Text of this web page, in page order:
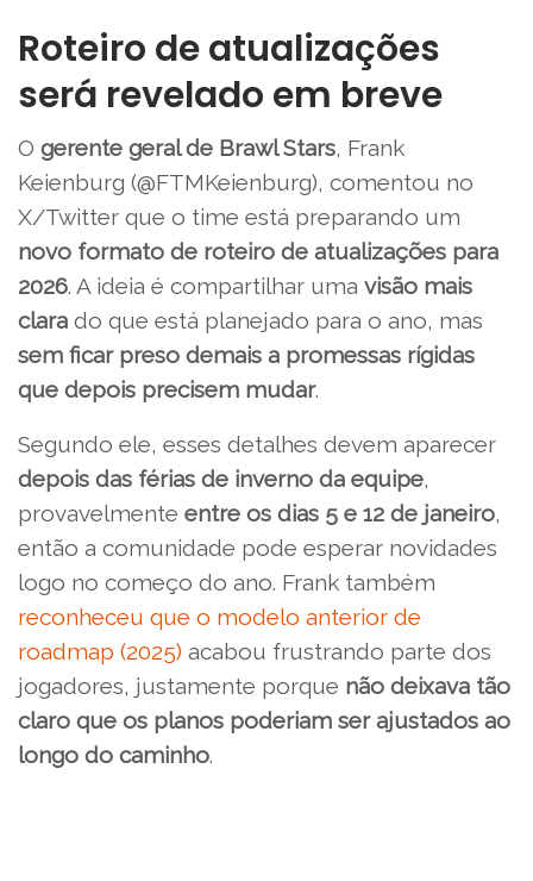
Roteiro de atualizações
será revelado em breve
O gerente geral de Brawl Stars, Frank
Keienburg (@FTMKeienburg), comentou no
X/Twitter que o time está preparando um
novo formato de roteiro de atualizações para
2026. A ideia é compartilhar uma visão mais
clara do que está planejado para o ano, mas
sem ficar preso demais a promessas rígidas
que depois precisem mudar.
Segundo ele, esses detalhes devem aparecer
depois das férias de inverno da equipe,
provavelmente entre os dias 5 e 12 de janeiro,
então a comunidade pode esperar novidades
logo no começo do ano. Frank também
reconheceu que o modelo anterior de
roadmap (2025) acabou frustrando parte dos
jogadores, justamente porque não deixava tão
claro que os planos poderiam ser ajustados ao
longo do caminho.